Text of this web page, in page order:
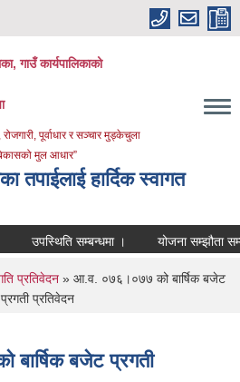
गाउँ कार्यपालिकाको
रोजगारी, पूर्वाधार र सञ्चार मुड्केचुला
मुल आधार”
तपाईलाई हार्दिक स्वागत
सम्बन्धमा । योजना सम्झौता सम्बन्धी
प्रतिवेदन» आ.व. ०७६।०७७ को बार्षिक बजेट
प्रगती प्रतिवेदन
बजेट प्रगती